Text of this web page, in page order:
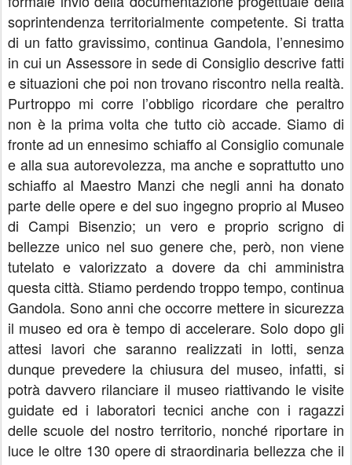
soprintendenza territorialmente competente. Si tratta
di un fatto gravissimo, continua Gandola, l’ennesimo
in cui un Assessore in sede di Consiglio descrive fatti
e situazioni che poi non trovano riscontro nella realtà.
Purtroppo mi corre l’obbligo ricordare che peraltro
non è la prima volta che tutto ciò accade. Siamo di
fronte ad un ennesimo schiaffo al Consiglio comunale
e alla sua autorevolezza, ma anche e soprattutto uno
schiaffo al Maestro Manzi che negli anni ha donato
parte delle opere e del suo ingegno proprio al Museo
di Campi Bisenzio; un vero e proprio scrigno di
bellezze unico nel suo genere che, però, non viene
tutelato e valorizzato a dovere da chi amministra
questa città. Stiamo perdendo troppo tempo, continua
Gandola. Sono anni che occorre mettere in sicurezza
il museo ed ora è tempo di accelerare. Solo dopo gli
attesi lavori che saranno realizzati in lotti, senza
dunque prevedere la chiusura del museo, infatti, si
potrà davvero rilanciare il museo riattivando le visite
guidate ed i laboratori tecnici anche con i ragazzi
delle scuole del nostro territorio, nonché riportare in
luce le oltre 130 opere di straordinaria bellezza che il